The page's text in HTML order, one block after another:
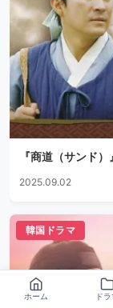
『商道（サンド
2025.09.02
韓国ドラマ
ホーム ドラ